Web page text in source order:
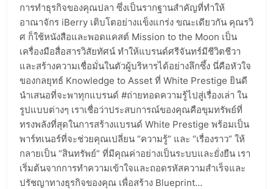
การทำธุรกิจของคุณปลา ซึ่งเป็นรากฐานสำคัญที่ทำให้
อาณาจักร iBerry เติบโตอย่างแข็งแกร่ง ขณะเดียวกัน คุณรวิ
ศ ก็ใช้หนังสือและพอดแคสต์ Mission to the Moon เป็น
เครื่องมือสื่อสารวิสัยทัศน์ ทำให้แบรนด์ศรีจันทร์มีชีวิตชีวา
และสร้างความเชื่อมั่นในตัวผู้บริหารได้อย่างลึกซึ้ง นี่คือหัวใจ
ของกลยุทธ์ Knowledge to Asset ที่ White Prestige ยินดี
นำเสนอที่จะพาทุกแบรนด์ #ถ่ายทอดความรู้ไปสู่เรื่องเล่า ใน
รูปแบบต่างๆ เราเชื่อว่าประสบการณ์ของคุณคือขุมทรัพย์ที่
ทรงพลังที่สุดในการสร้างแบรนด์ White Prestige พร้อมเป็น
พาร์ทเนอร์ที่จะช่วยคุณเปลี่ยน “ความรู้” และ “เรื่องราว” ให้
กลายเป็น “สินทรัพย์” ที่มีคุณค่าอย่างเป็นระบบและยั่งยืน เรา
เริ่มต้นจากการทำความเข้าใจและถอดรหัสความสำเร็จและ
ปรัชญาทางธุรกิจของคุณ เพื่อสร้าง Blueprint…